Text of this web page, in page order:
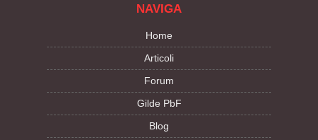
NAVIGA
Home
Articoli
Forum
Gilde PbF
Blog